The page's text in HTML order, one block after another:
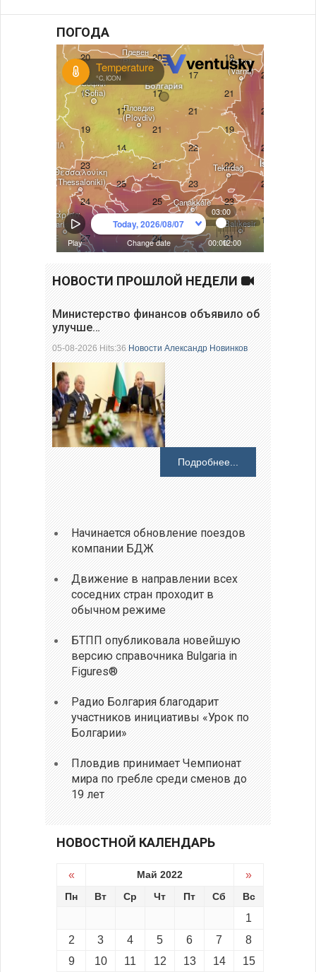
ПОГОДА
НОВОСТИ ПРОШЛОЙ НЕДЕЛИ
Министерство финансов объявило об
улучше…
05-08-2026 Hits:36Новости Александр Новинков
Подробнее...
Начинается обновление поездов
компании БДЖ
Движение в направлении всех
соседних стран проходит в
обычном режиме
БТПП опубликовала новейшую
версию справочника Bulgaria in
Figures®
Радио Болгария благодарит
участников инициативы «Урок по
Болгарии»
Пловдив принимает Чемпионат
мира по гребле среди сменов до
19 лет
НОВОСТНОЙ КАЛЕНДАРЬ
« Май 2022 »
Пн Вт Ср Чт Пт Сб Вс
1
2
3 4 5 6 7
8
9
10 11 12 13 14 15